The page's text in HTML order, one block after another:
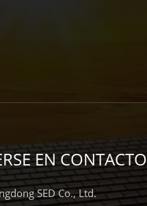
EN CONTACTO
SED Co., Ltd.